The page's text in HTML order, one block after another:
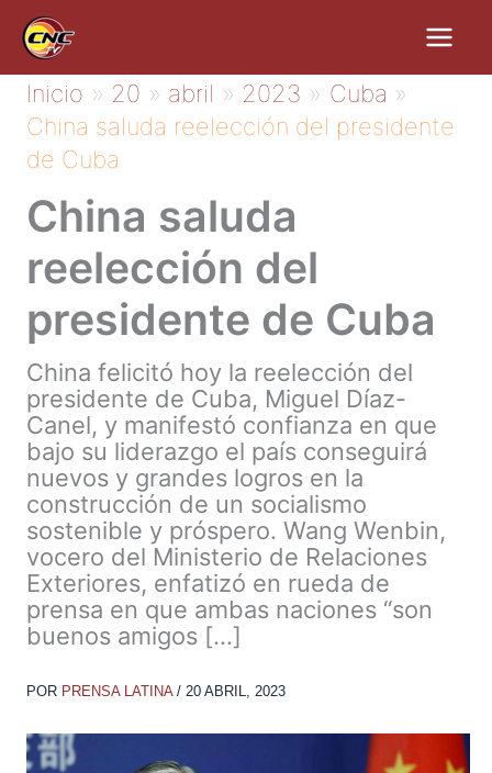
contenido
Inicio 20 abril 2023
Cuba
China saluda reelección del presidente
de Cuba
China saluda
reelección del
presidente de Cuba
China felicitó hoy la reelección del
presidente de Cuba, Miguel Díaz-
Canel, y manifestó confianza en que
bajo su liderazgo el país conseguirá
nuevos y grandes logros en la
construcción de un socialismo
sostenible y próspero. Wang Wenbin,
vocero del Ministerio de Relaciones
Exteriores, enfatizó en rueda de
prensa en que ambas naciones “son
buenos amigos […]
POR PRENSA LATINA / 20 ABRIL, 2023